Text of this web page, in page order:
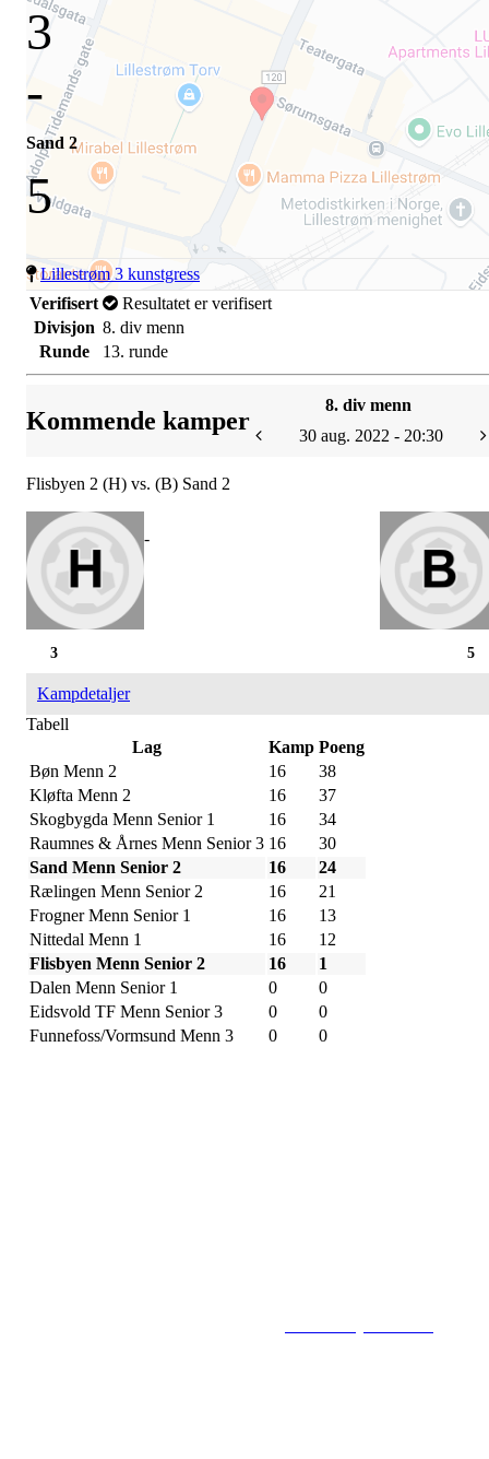
3
-
Sand 2
5
Lillestrøm 3 kunstgress
Verifisert
Resultatet er verifisert
Divisjon 8. div menn
Runde
13. runde
Kommende kamper
8. div menn
30 aug. 2022 - 20:30
Flisbyen 2 (H) vs. (B) Sand 2
-
5
3
Kampdetaljer
Tabell
Lag
Kamp Poeng
Bøn Menn 2
16
38
Kløfta Menn 2
16
37
Skogbygda Menn Senior 1
16
34
Raumnes & Årnes Menn Senior 3 16
30
Sand Menn Senior 2
16
24
Rælingen Menn Senior 2
16
21
Frogner Menn Senior 1
16
13
Nittedal Menn 1
16
12
Flisbyen Menn Senior 2
16
1
Dalen Menn Senior 1
0
0
Eidsvold TF Menn Senior 3
0
0
Funnefoss/Vormsund Menn 3
0 0